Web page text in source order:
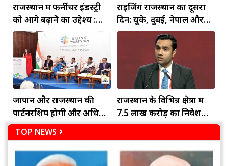
राजस्थान में फर्नीचर इंडस्ट्री
को आगे बढ़ाने का उद्देश्य :
कुलरिया
राइजिंग राजस्थान का दूसरा
दिन: यूके, दुबई, नेपाल और
मुंबई से आए प्रवासी उद्यमी
जापान और राजस्थान की
पार्टनरशिप होगी और अधिक
मजबूतः जोगाराम
राजस्थान के विभिन्न क्षेत्रों में
7.5 लाख करोड़ का निवेश
करेगा अडाणी समूह
TOP NEWS